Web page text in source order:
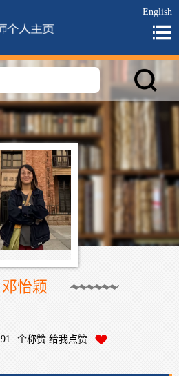
English
邓怡颖
91 个称赞 给我点赞